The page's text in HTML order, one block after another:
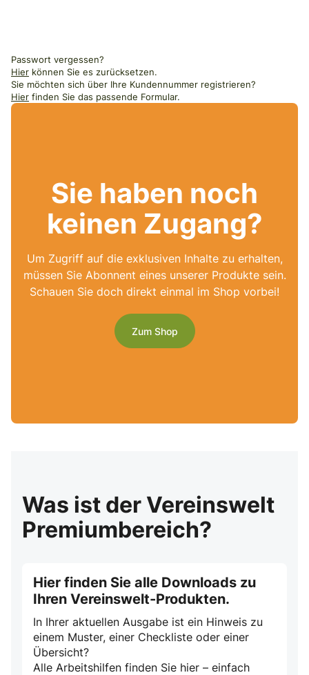
Passwort vergessen?
Hier können Sie es zurücksetzen.
Sie möchten sich über Ihre Kundennummer registrieren?
Hier finden Sie das passende Formular.
Sie haben noch
keinen Zugang?
Um Zugriff auf die exklusiven Inhalte zu erhalten,
müssen Sie Abonnent eines unserer Produkte sein.
Schauen Sie doch direkt einmal im Shop vorbei!
Zum Shop
Was ist der Vereinswelt
Premiumbereich?
Hier finden Sie alle Downloads zu
Ihren Vereinswelt-Produkten.
In Ihrer aktuellen Ausgabe ist ein Hinweis zu
einem Muster, einer Checkliste oder einer
Übersicht?
Alle Arbeitshilfen finden Sie hier – einfach